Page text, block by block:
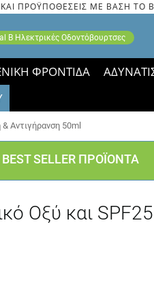
ΠΡΟΫΠΟΘΕΣΕΙΣ ΜΕ ΒΑΣΗ ΤΟ
B Ηλεκτρικές Οδοντόβουρτσες
ΦΡΟΝΤΙΔΑ
τιμές ΠΑΡΑΜΕΝΟΥΝ!
Αντιγήρανση 50ml
BEST SELLER ΠΡΟΪΟΝΤΑ
Οξύ και SPF25